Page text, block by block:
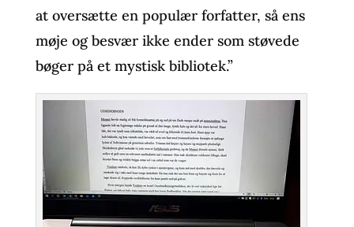
at oversætte en populær forfatter, så ens
møje og besvær ikke ender som støvede
bøger på et mystisk bibliotek.”